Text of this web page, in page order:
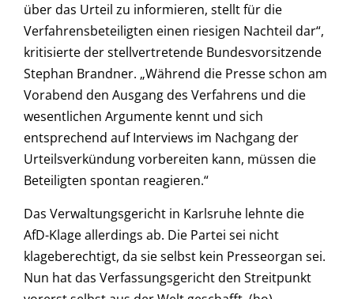
über das Urteil zu informieren, stellt für die
Verfahrensbeteiligten einen riesigen Nachteil dar“,
kritisierte der stellvertretende Bundesvorsitzende
Stephan Brandner. „Während die Presse schon am
Vorabend den Ausgang des Verfahrens und die
wesentlichen Argumente kennt und sich
entsprechend auf Interviews im Nachgang der
Urteilsverkündung vorbereiten kann, müssen die
Beteiligten spontan reagieren.“
Das Verwaltungsgericht in Karlsruhe lehnte die
AfD-Klage allerdings ab. Die Partei sei nicht
klageberechtigt, da sie selbst kein Presseorgan sei.
Nun hat das Verfassungsgericht den Streitpunkt